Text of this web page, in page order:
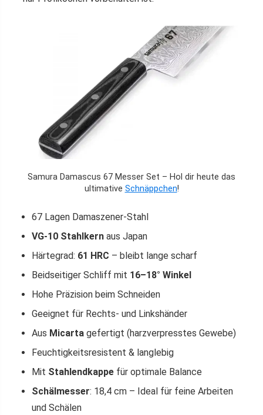
Samura Damascus 67 Messer Set – Hol dir heute das
ultimative Schnäppchen!
67 Lagen Damaszener-Stahl
VG-10 Stahlkern aus Japan
Härtegrad: 61 HRC – bleibt lange scharf
Beidseitiger Schliff mit 16–18° Winkel
Hohe Präzision beim Schneiden
Geeignet für Rechts- und Linkshänder
Aus Micarta gefertigt (harzverpresstes Gewebe)
Feuchtigkeitsresistent & langlebig
Mit Stahlendkappe für optimale Balance
Schälmesser: 18,4 cm – Ideal für feine Arbeiten
und Schälen